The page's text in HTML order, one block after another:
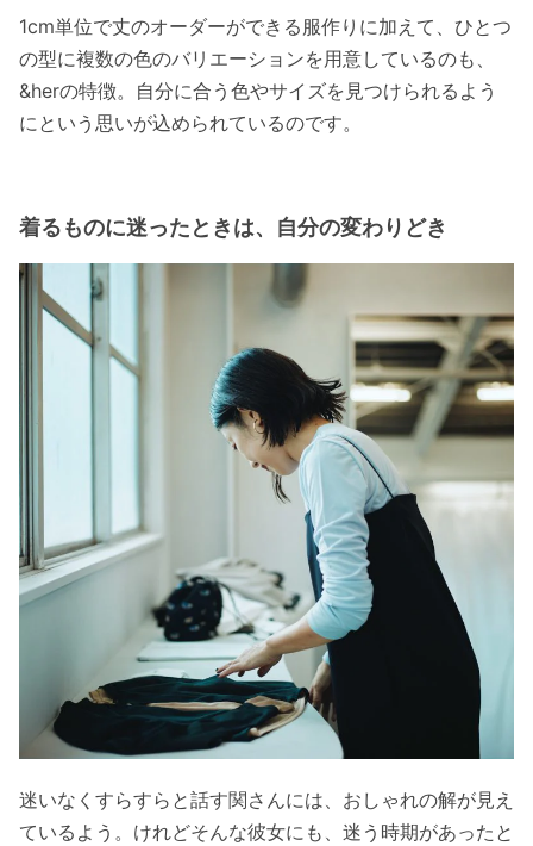
1cm単位で丈のオーダーができる服作りに加えて、ひとつ
の型に複数の色のバリエーションを用意しているのも、
&herの特徴。自分に合う色やサイズを見つけられるよう
にという思いが込められているのです。
着るものに迷ったときは、自分の変わりどき
迷いなくすらすらと話す関さんには、おしゃれの解が見え
ているよう。けれどそんな彼女にも、迷う時期があったと